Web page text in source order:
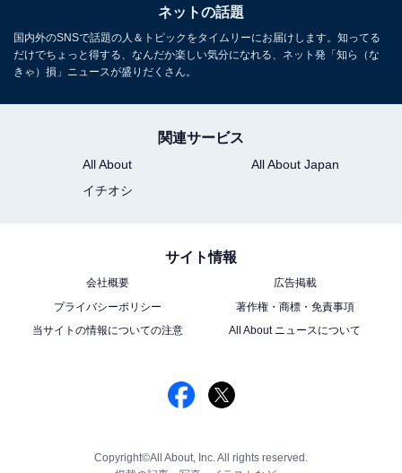
ネットの話題
国内外のSNSで話題の人＆トピックをタイムリーにお届けします。知ってる
だけでちょっと得する、なんだか楽しい気分になれる、ネット発「知ら（な
きゃ）損」ニュースが盛りだくさん。
関連サービス
All About
All About Japan
イチオシ
サイト情報
会社概要
広告掲載
プライバシーポリシー
著作権・商標・免責事項
当サイトの情報についての注意
All About ニュースについて
Copyright©All About, Inc. All rights reserved.